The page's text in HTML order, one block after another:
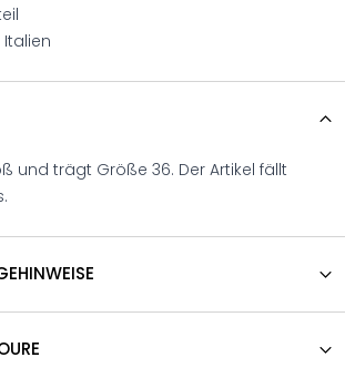
und trägt Größe 36. Der Artikel fällt